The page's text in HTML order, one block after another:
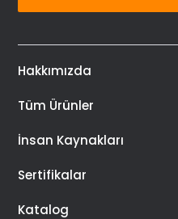
Hakkımızda
Tüm Ürünler
İnsan Kaynakları
Sertifikalar
Katalog